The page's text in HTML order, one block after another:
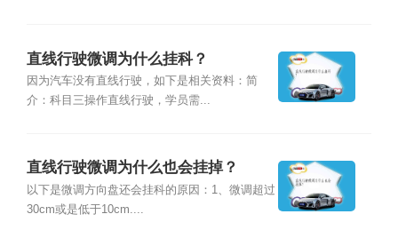
直线行驶微调为什么挂科？
因为汽车没有直线行驶，如下是相关资料：简
介：科目三操作直线行驶，学员需...
直线行驶微调为什么也会挂掉？
以下是微调方向盘还会挂科的原因：1、微调超过
30cm或是低于10cm....